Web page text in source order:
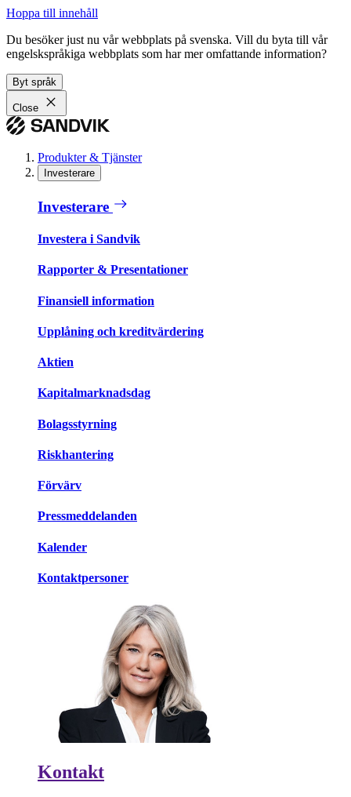
Hoppa till innehåll
Du besöker just nu vår webbplats på svenska. Vill du byta till vår
engelskspråkiga webbplats som har mer omfattande information?
Byt språk
Close
Produkter & Tjänster
Investerare
Investerare
Investera i Sandvik
Rapporter & Presentationer
Finansiell information
Upplåning och kreditvärdering
Aktien
Kapitalmarknadsdag
Bolagsstyrning
Riskhantering
Förvärv
Pressmeddelanden
Kalender
Kontaktpersoner
Kontakt